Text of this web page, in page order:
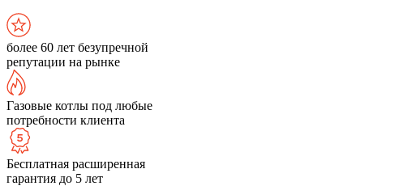
более 60 лет безупречной
репутации на рынке
Газовые котлы под любые
потребности клиента
Бесплатная расширенная
гарантия до 5 лет